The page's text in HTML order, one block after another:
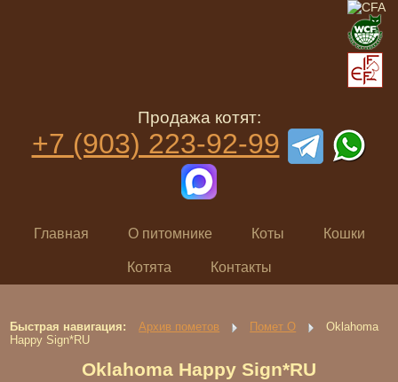
Продажа котят:
+7 (903) 223-92-99
Главная О питомнике Коты Кошки
Котята Контакты
Быстрая навигация: Архив пометов Помет O
Oklahoma
Happy Sign*RU
Oklahoma Happy Sign*RU